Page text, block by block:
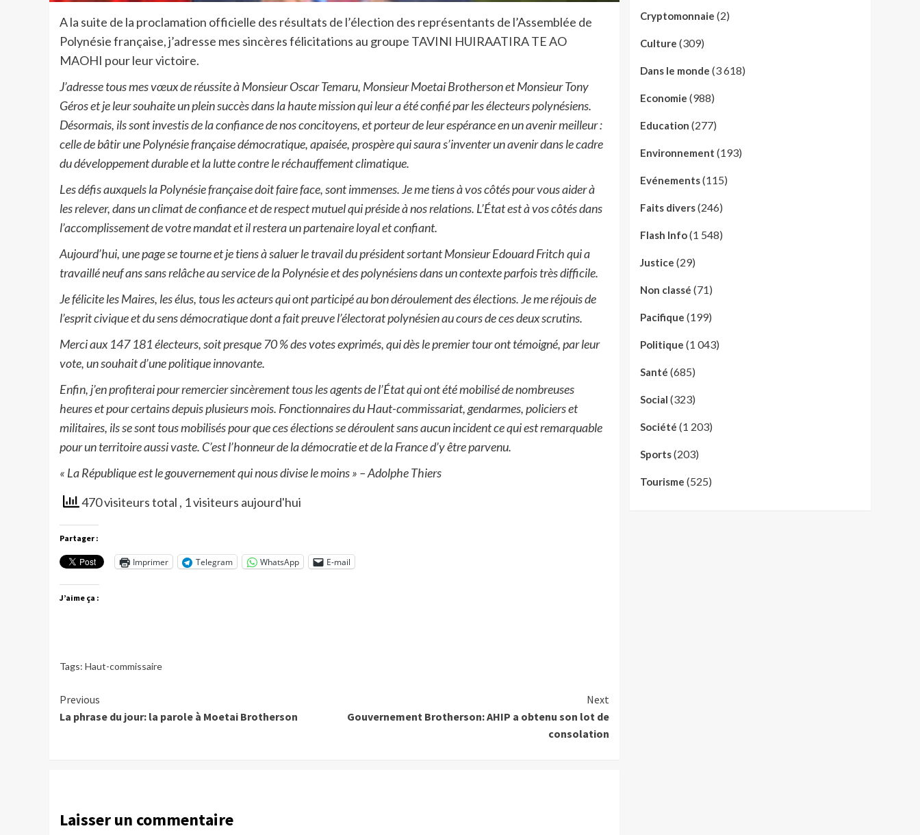
A la suite de la proclamation officielle des résultats de l’élection des représentants de l’Assemblée de
Polynésie française, j’adresse mes sincères félicitations au groupe TAVINI HUIRAATIRA TE AO
MAOHI pour leur victoire.
J’adresse tous mes vœux de réussite à Monsieur Oscar Temaru, Monsieur Moetai Brotherson et Monsieur Tony
Géros et je leur souhaite un plein succès dans la haute mission qui leur a été confié par les électeurs polynésiens.
Désormais, ils sont investis de la confiance de nos concitoyens, et porteur de leur espérance en un avenir meilleur :
celle de bâtir une Polynésie française démocratique, apaisée, prospère qui saura s’inventer un avenir dans le cadre
du développement durable et la lutte contre le réchauffement climatique.
Les défis auxquels la Polynésie française doit faire face, sont immenses. Je me tiens à vos côtés pour vous aider à
les relever, dans un climat de confiance et de respect mutuel qui préside à nos relations. L’État est à vos côtés dans
l’accomplissement de votre mandat et il restera un partenaire loyal et confiant.
Aujourd’hui, une page se tourne et je tiens à saluer le travail du président sortant Monsieur Edouard Fritch qui a
travaillé neuf ans sans relâche au service de la Polynésie et des polynésiens dans un contexte parfois très difficile.
Je félicite les Maires, les élus, tous les acteurs qui ont participé au bon déroulement des élections. Je me réjouis de
l’esprit civique et du sens démocratique dont a fait preuve l’électorat polynésien au cours de ces deux scrutins.
Merci aux 147 181 électeurs, soit presque 70 % des votes exprimés, qui dès le premier tour ont témoigné, par leur
vote, un souhait d’une politique innovante.
Enfin, j’en profiterai pour remercier sincèrement tous les agents de l’État qui ont été mobilisé de nombreuses
heures et pour certains depuis plusieurs mois. Fonctionnaires du Haut-commissariat, gendarmes, policiers et
militaires, ils se sont tous mobilisés pour que ces élections se déroulent sans aucun incident ce qui est remarquable
pour un territoire aussi vaste. C’est l’honneur de la démocratie et de la France d’y être parvenu.
« La République est le gouvernement qui nous divise le moins » – Adolphe Thiers
470 visiteurs total , 1 visiteurs aujourd'hui
Partager :
Imprimer Telegram WhatsApp E-mail
J’aime ça :
Tags: Haut-commissaire
Continue
Reading
Previous
La phrase du jour: la parole à Moetai Brotherson
Next
Gouvernement Brotherson: AHIP a obtenu son lot de
consolation
Laisser un commentaire
Cryptomonnaie (2)
Culture (309)
Dans le monde (3 618)
Economie (988)
Education (277)
Environnement (193)
Evénements(115)
Faits divers(246)
Flash Info(1 548)
Justice (29)
Non classé (71)
Pacifique (199)
Politique (1 043)
Santé (685)
Social (323)
Société (1 203)
Sports(203)
Tourisme (525)